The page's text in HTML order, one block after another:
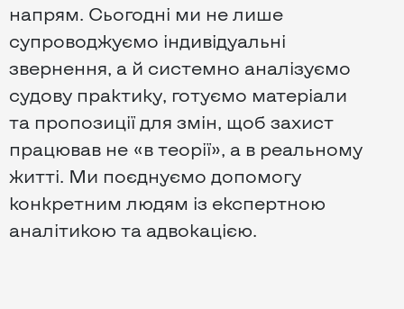
напрям. Сьогодні ми не лише
супроводжуємо індивідуальні
звернення, а й системно аналізуємо
судову практику, готуємо матеріали
та пропозиції для змін, щоб захист
працював не «в теорії», а в реальному
житті. Ми поєднуємо допомогу
конкретним людям із експертною
аналітикою та адвокацією.